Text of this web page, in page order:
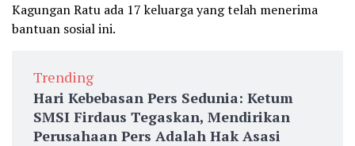
Kagungan Ratu ada 17 keluarga yang telah menerima
bantuan sosial ini.
Trending
Hari Kebebasan Pers Sedunia: Ketum
SMSI Firdaus Tegaskan, Mendirikan
Perusahaan Pers Adalah Hak Asasi